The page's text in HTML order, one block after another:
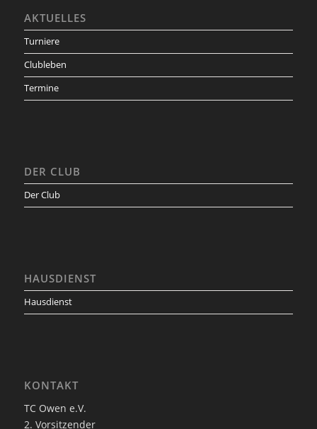
AKTUELLES
Turniere
Clubleben
Termine
DER CLUB
Der Club
HAUSDIENST
Hausdienst
KONTAKT
TC Owen e.V.
2. Vorsitzender